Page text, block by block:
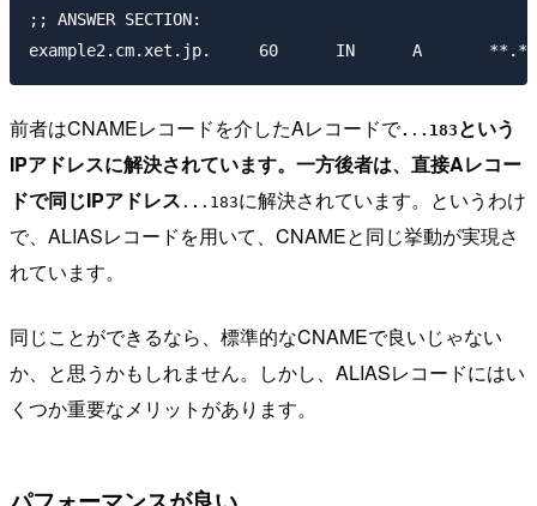
;; ANSWER SECTION:
前者はCNAMEレコードを介したAレコードで. . .183 という
IPアドレスに解決されています。一方後者は、直接Aレコー
ドで同じIPアドレス . . .183に解決されています。というわけ
で、ALIASレコードを用いて、CNAMEと同じ挙動が実現さ
れています。
同じことができるなら、標準的なCNAMEで良いじゃない
か、と思うかもしれません。しかし、ALIASレコードにはい
くつか重要なメリットがあります。